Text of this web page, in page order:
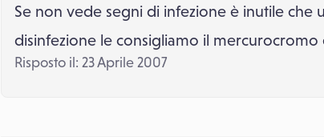
Se non vede segni di infezione è inutile che
disinfezione le consigliamo il mercurocromo
Risposto il: 23 Aprile 2007